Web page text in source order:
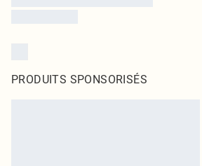
PRODUITS SPONSORISÉS